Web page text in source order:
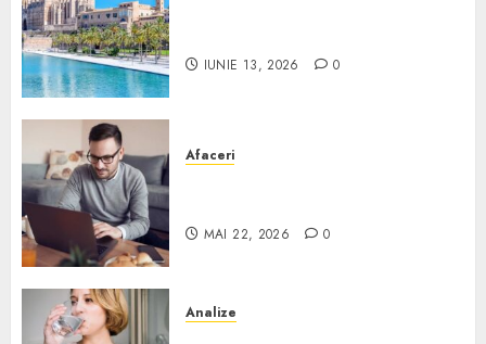
IUNIE 13, 2026 0
Afaceri
MAI 22, 2026 0
Analize